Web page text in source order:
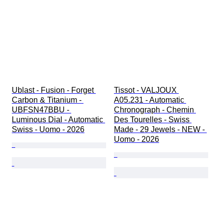
Ublast - Fusion - Forget
Carbon & Titanium -
UBFSN47BBU -
Luminous Dial - Automatic
Swiss - Uomo - 2026
Tissot - VALJOUX
A05.231 - Automatic
Chronograph - Chemin
Des Tourelles - Swiss
Made - 29 Jewels - NEW -
Uomo - 2026